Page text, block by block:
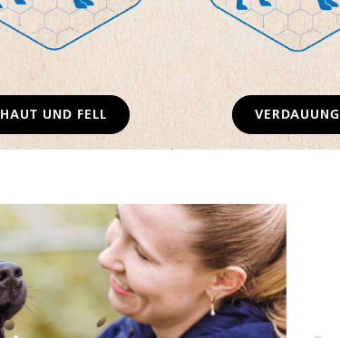
HAUT UND FELL VERDAUUNG